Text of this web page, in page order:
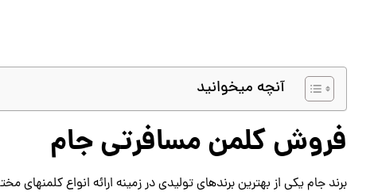
آنچه میخوانید
فروش کلمن مسافرتی جام
برند جام یکی از بهترین برندهای تولیدی در زمینه ارائه انواع